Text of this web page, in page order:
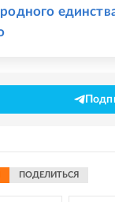
ПОДЕЛИТЬСЯ